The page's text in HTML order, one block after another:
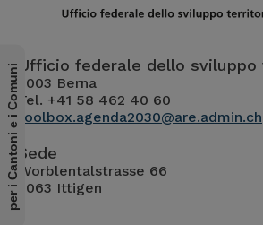
Ufficio federale dello sviluppo
3003 Berna
Tel. +41 58 462 40 60
toolbox.agenda2030@are.admin.ch
Sede
Worblentalstrasse 66
3063 Ittigen
per i Cantoni e i Comuni